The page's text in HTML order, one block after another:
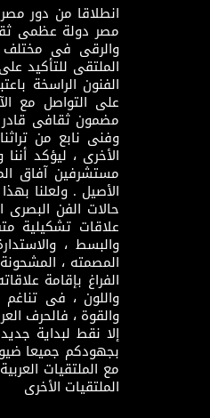
انطلاقا من دور
مصر دولة عظمى
والرقى فى مختلف
الملتقى للتأكيد
الفنون الراسخة
على التواصل مع
وفنى نابع من
الأخرى ، ليؤكد
مستشرفين آفاق
الأصيل . ولعلنا
حالات الفن البصرى
علاقات تشكيلية
والبسط ،
المصمته ،
الفراغ بإقامة
واللون ، فى
والقوة ، فالحرف
إلا نقط لبداية
بجهودكم جميعا
مع الملتقيات
الملتقيات الأخرى